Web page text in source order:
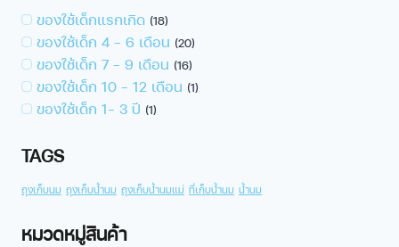
ของใช้เด็กแรกเกิด (18)
ของใช้เด็ก 4 - 6 เดือน (20)
ของใช้เด็ก 7 - 9 เดือน (16)
ของใช้เด็ก 10 – 12 เดือน (1)
ของใช้เด็ก 1- 3 ปี (1)
TAGS
ถุงเก็บนม ถุงเก็บน้ำนม ถุงเก็บน้ำนมแม่ ที่เก็บน้ำนม น้ำนม
หมวดหมู่สินค้า